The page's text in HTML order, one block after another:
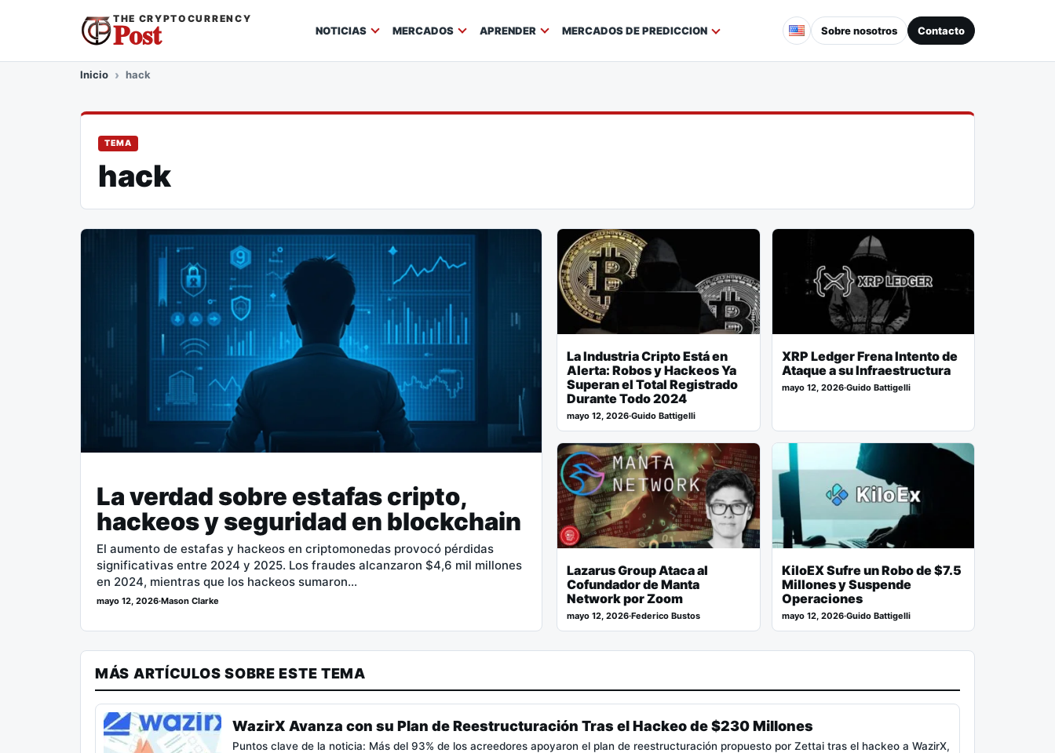
THE CRYPTOCURRENCY
Post NOTICIAS MERCADOS APRENDER MERCADOS DE PREDICCION Sobre nosotros Contacto
Inicio hack
TEMA
hack
La verdad sobre estafas cripto,
hackeos y seguridad en blockchain
El aumento de estafas y hackeos en criptomonedas provocó pérdidas
significativas entre 2024 y 2025. Los fraudes alcanzaron $4,6 mil millones
en 2024, mientras que los hackeos sumaron…
mayo 12, 2026·Mason Clarke
La Industria Cripto Está en
Alerta: Robos y Hackeos Ya
Superan el Total Registrado
Durante Todo 2024
mayo 12, 2026·Guido Battigelli
XRP Ledger Frena Intento de
Ataque a su Infraestructura
mayo 12, 2026·Guido Battigelli
Lazarus Group Ataca al
Cofundador de Manta
Network por Zoom
mayo 12, 2026·Federico Bustos
KiloEX Sufre un Robo de $7.5
Millones y Suspende
Operaciones
mayo 12, 2026·Guido Battigelli
MÁS ARTÍCULOS SOBRE ESTE TEMA
WazirX Avanza con su Plan de Reestructuración Tras el Hackeo de $230 Millones
Puntos clave de la noticia: Más del 93% de los acreedores apoyaron el plan de reestructuración propuesto por Zettai tras el hackeo a WazirX,